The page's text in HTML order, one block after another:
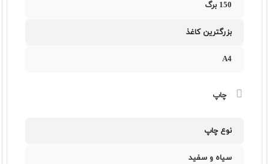
150 برگ
بزرگترین کاغذ
A4
چاپ
نوع چاپ
سیاه و سفید